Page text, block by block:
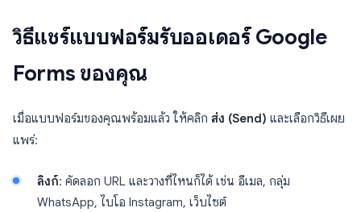
วิธีแชร์แบบฟอร์มรับออเดอร์ Google
Forms ของคุณ
เมื่อแบบฟอร์มของคุณพร้อมแล้ว ให้คลิก ส่ง (Send) และเลือกวิธีเผย
แพร่:
ลิงก์: คัดลอก URL และวางที่ไหนก็ได้ เช่น อีเมล, กลุ่ม
WhatsApp, ไบโอ Instagram, เว็บไซต์